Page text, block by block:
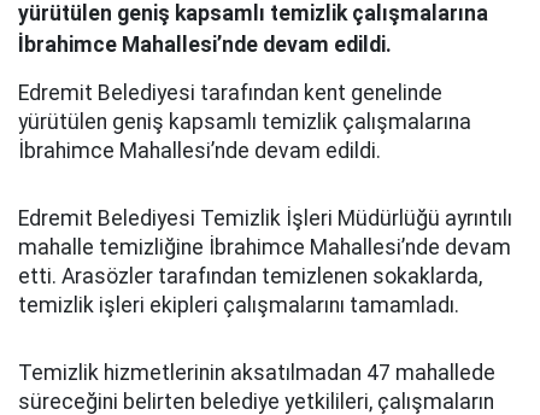
yürütülen geniş kapsamlı temizlik çalışmalarına
İbrahimce Mahallesi’nde devam edildi.
Edremit Belediyesi tarafından kent genelinde
yürütülen geniş kapsamlı temizlik çalışmalarına
İbrahimce Mahallesi’nde devam edildi.
Edremit Belediyesi Temizlik İşleri Müdürlüğü ayrıntılı
mahalle temizliğine İbrahimce Mahallesi’nde devam
etti. Arasözler tarafından temizlenen sokaklarda,
temizlik işleri ekipleri çalışmalarını tamamladı.
Temizlik hizmetlerinin aksatılmadan 47 mahallede
süreceğini belirten belediye yetkilileri, çalışmaların